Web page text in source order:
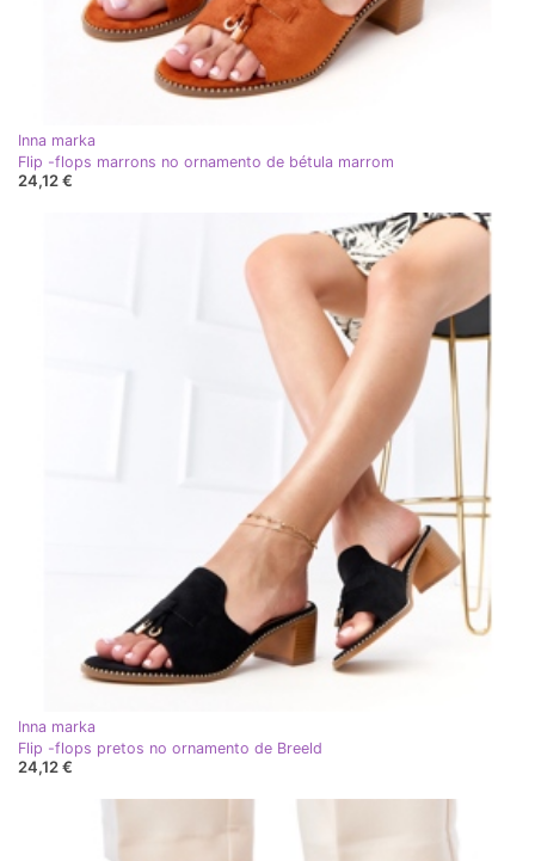
Inna marka
Flip -flops marrons no ornamento de bétula marrom
24,12 €
Inna marka
Flip -flops pretos no ornamento de Breeld
24,12 €